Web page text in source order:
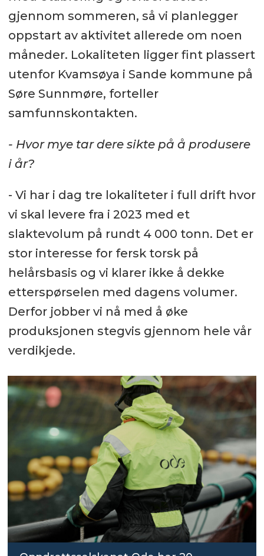
gjennom sommeren, så vi planlegger
oppstart av aktivitet allerede om noen
måneder. Lokaliteten ligger fint plassert
utenfor Kvamsøya i Sande kommune på
Søre Sunnmøre, forteller
samfunnskontakten.
- Hvor mye tar dere sikte på å produsere
i år?
- Vi har i dag tre lokaliteter i full drift hvor
vi skal levere fra i 2023 med et
slaktevolum på rundt 4 000 tonn. Det er
stor interesse for fersk torsk på
helårsbasis og vi klarer ikke å dekke
etterspørselen med dagens volumer.
Derfor jobber vi nå med å øke
produksjonen stegvis gjennom hele vår
verdikjede.